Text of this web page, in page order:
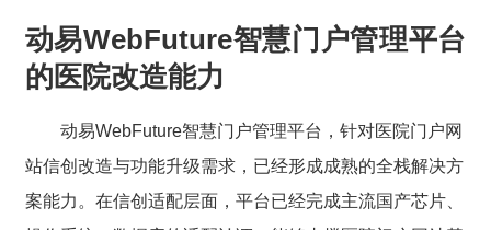
动易WebFuture智慧门户管理平台
的医院改造能力
动易WebFuture智慧门户管理平台，针对医院门户网
站信创改造与功能升级需求，已经形成成熟的全栈解决方
案能力。在信创适配层面，平台已经完成主流国产芯片、